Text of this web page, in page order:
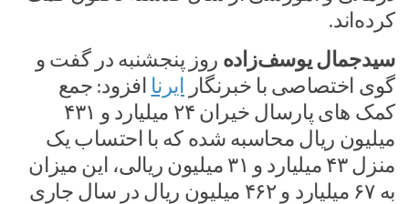
کرده‌اند.
سیدجمال یوسف‌زاده روز پنجشنبه در گفت و
گوی اختصاصی با خبرنگار
ایرنا افزود: جمع
کمک های پارسال خیران ۲۴ میلیارد و ۴۳۱
میلیون ریال محاسبه شده که با احتساب یک
منزل ۴۳ میلیارد و ۳۱ میلیون ریالی، این میزان
به ۶۷ میلیارد و ۴۶۲ میلیون ریال در سال جاری